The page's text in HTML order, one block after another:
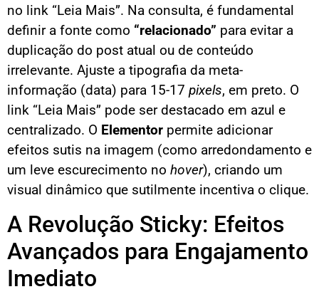
no link “Leia Mais”. Na consulta, é fundamental
definir a fonte como “relacionado” para evitar a
duplicação do post atual ou de conteúdo
irrelevante. Ajuste a tipografia da meta-
informação (data) para 15-17 pixels, em preto. O
link “Leia Mais” pode ser destacado em azul e
centralizado. O Elementor permite adicionar
efeitos sutis na imagem (como arredondamento e
um leve escurecimento no hover), criando um
visual dinâmico que sutilmente incentiva o clique.
A Revolução Sticky: Efeitos
Avançados para Engajamento
Imediato